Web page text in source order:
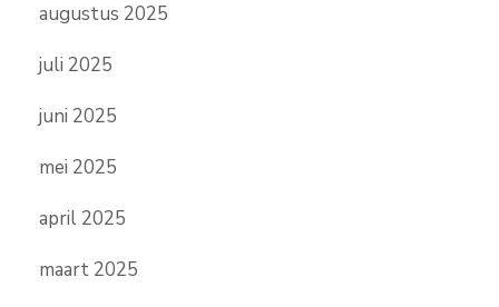
augustus 2025
juli 2025
juni 2025
mei 2025
april 2025
maart 2025